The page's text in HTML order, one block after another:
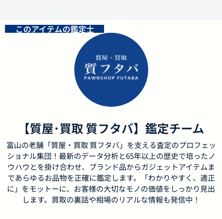
このアイテムの鑑定士
【質屋･買取 質フタバ】鑑定チーム
富山の老舗「質屋・買取 質フタバ」を支える査定のプロフェッ
ショナル集団！最新のデータ分析と65年以上の歴史で培ったノ
ウハウとを掛け合わせ、ブランド品からガジェットアイテムま
であらゆるお品物を正確に鑑定します。「わかりやすく、適正
に」をモットーに、お客様の大切なモノの価値をしっかり見出
します。買取の裏話や相場のリアルな情報も発信中！